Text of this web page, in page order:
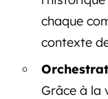
chaque
contexte
Grâce à la